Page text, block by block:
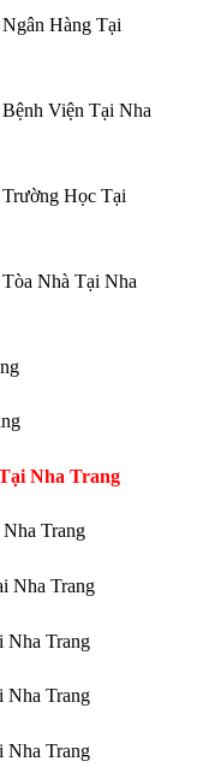
Hàng Tại
Viện Tại Nha
Học Tại
Nhà Tại Nha
Nha Trang
Trang
Nha Trang
Nha Trang
Nha Trang
Nha Trang